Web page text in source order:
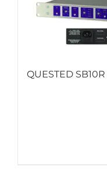
QUESTED SB10R